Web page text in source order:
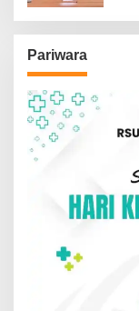
Pariwara